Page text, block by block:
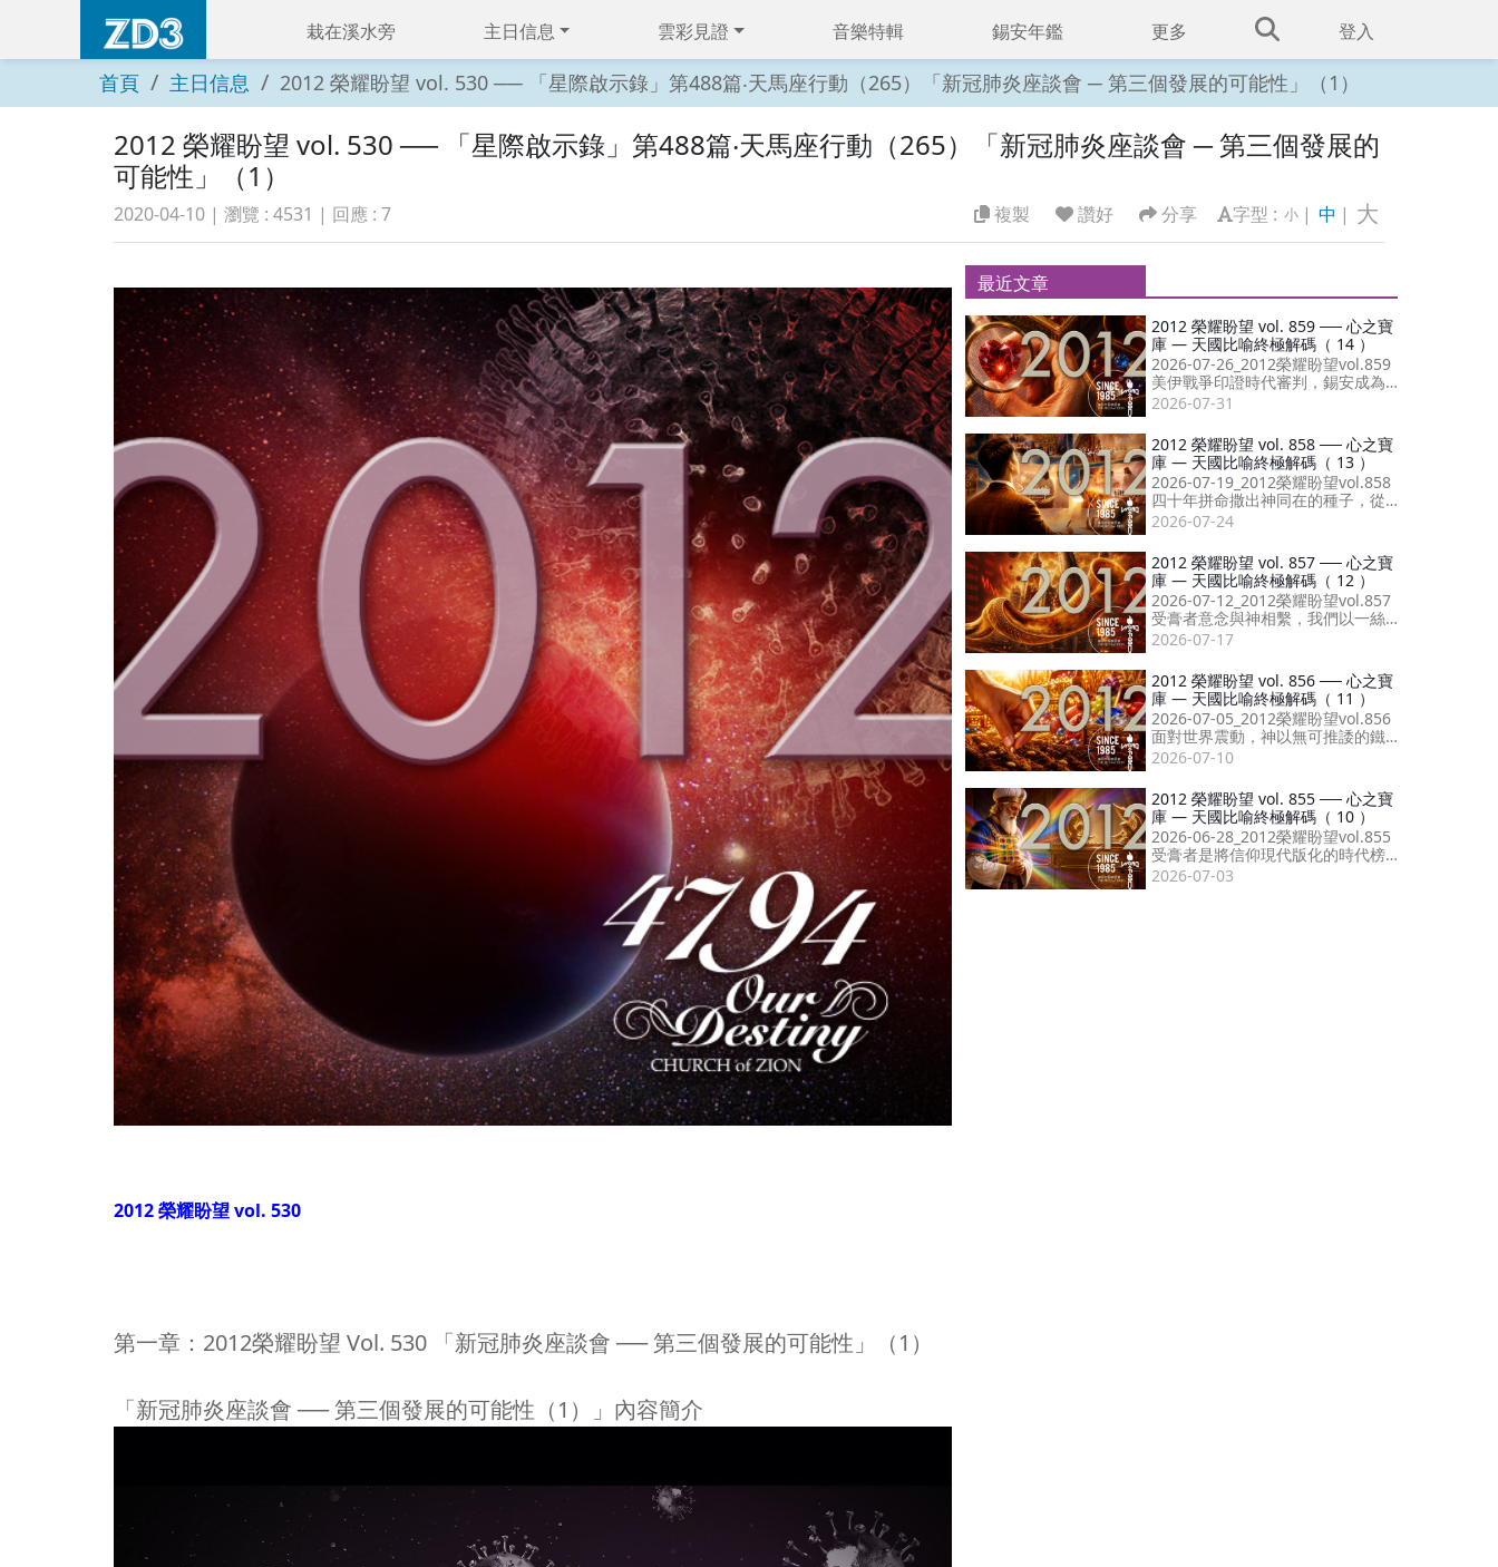
栽在溪水旁 主日信息 雲彩見證 音樂特輯 錫安年鑑 更多 登入
首頁 主日信息 2012 榮耀盼望 vol. 530 ── 「星際啟示錄」第488篇‧天馬座行動（265）「新冠肺炎座談會 ─ 第三個發展的可能性」（1）
2012 榮耀盼望 vol. 530 ── 「星際啟示錄」第488篇‧天馬座行動（265）「新冠肺炎座談會 ─ 第三個發展的
可能性」（1）
2020-04-10 | 瀏覽 : 4531 | 回應 : 7 複製 讚好 分享 字型 : 小 | 中 | 大
2012 榮耀盼望 vol. 530
第一章：2012榮耀盼望 Vol. 530 「新冠肺炎座談會 ── 第三個發展的可能性」（1）
「新冠肺炎座談會 ── 第三個發展的可能性（1）」內容簡介
最近文章
2012 榮耀盼望 vol. 859 ── 心之寶
庫 — 天國比喻終極解碼（ 14 ）
2026-07-26_2012榮耀盼望vol.859
美伊戰爭印證時代審判，錫安成為
災難唯一福音；敬拜讚美傳遞神同
2026-07-31
2012 榮耀盼望 vol. 858 ── 心之寶
庫 — 天國比喻終極解碼（ 13 ）
2026-07-19_2012榮耀盼望vol.858
四十年拼命撒出神同在的種子，從
開口讚美到屬靈收割，成就婚約最
2026-07-24
2012 榮耀盼望 vol. 857 ── 心之寶
庫 — 天國比喻終極解碼（ 12 ）
2026-07-12_2012榮耀盼望vol.857
受膏者意念與神相繫，我們以一絲
信心起步，尊重受膏者，便能由性
2026-07-17
2012 榮耀盼望 vol. 856 ── 心之寶
庫 — 天國比喻終極解碼（ 11 ）
2026-07-05_2012榮耀盼望vol.856
面對世界震動，神以無可推諉的鐵
證，確立錫安就是末後醫治萬國的
2026-07-10
2012 榮耀盼望 vol. 855 ── 心之寶
庫 — 天國比喻終極解碼（ 10 ）
2026-06-28_2012榮耀盼望vol.855
受膏者是將信仰現代版化的時代榜
樣，我們要以性格感恩心回應，改
2026-07-03